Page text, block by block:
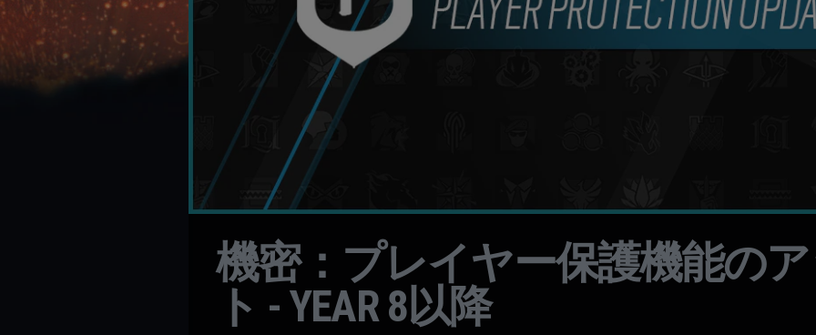
機密：プレイヤー保護機能の
ト - YEAR 8以降